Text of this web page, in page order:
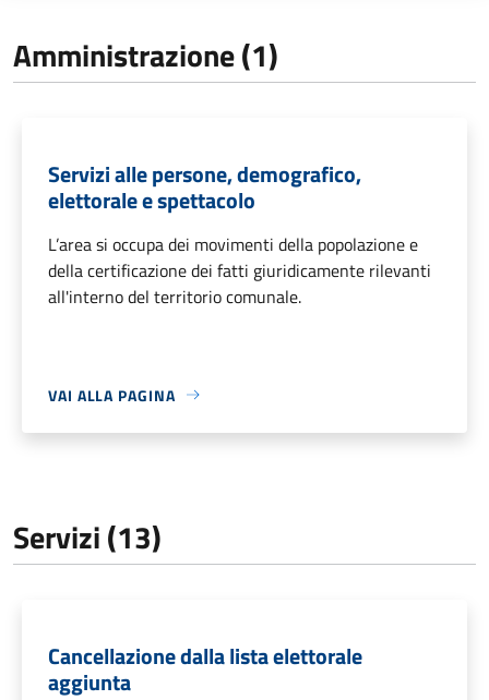
Amministrazione (1)
Servizi alle persone, demografico,
elettorale e spettacolo
L’area si occupa dei movimenti della popolazione e
della certificazione dei fatti giuridicamente rilevanti
all'interno del territorio comunale.
VAI ALLA PAGINA
Servizi (13)
Cancellazione dalla lista elettorale
aggiunta